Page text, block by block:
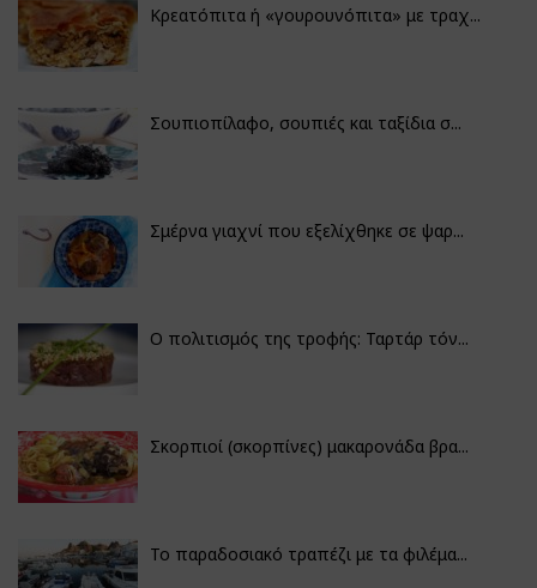
Κρεατόπιτα ή «γουρουνόπιτα» με τραχ...
Σουπιοπίλαφο, σουπιές και ταξίδια σ...
Σμέρνα γιαχνί που εξελίχθηκε σε ψαρ...
Ο πολιτισμός της τροφής: Ταρτάρ τόν...
Σκορπιοί (σκορπίνες) μακαρονάδα βρα...
Το παραδοσιακό τραπέζι με τα φιλέμα...